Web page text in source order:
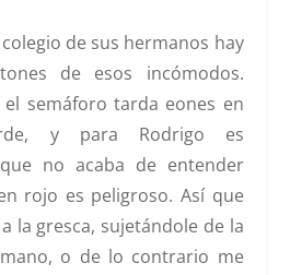
de sus hermanos hay
de esos incómodos.
semáforo tarda eones en
y para Rodrigo es
no acaba de entender
rojo es peligroso. Así que
la gresca, sujetándole de la
o de lo contrario me